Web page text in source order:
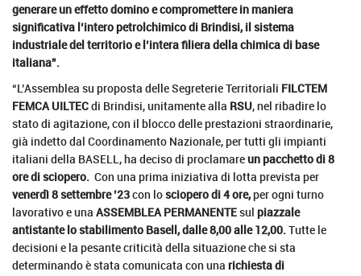
generare un effetto domino e compromettere in maniera
significativa l’intero petrolchimico di Brindisi, il sistema
industriale del territorio e l’intera filiera della chimica di base
italiana”.
“L’Assemblea su proposta delle Segreterie Territoriali FILCTEM
FEMCA UILTECdi Brindisi, unitamente alla RSU, nel ribadire lo
stato di agitazione, con il blocco delle prestazioni straordinarie,
già indetto dal Coordinamento Nazionale, per tutti gli impianti
italiani della BASELL, ha deciso di proclamareun pacchetto di 8
ore di sciopero. Con una prima iniziativa di lotta prevista per
venerdì 8 settembre ’23con losciopero di 4 ore,per ogni turno
lavorativo e una ASSEMBLEA PERMANENTEsul piazzale
antistante lo stabilimento Basell, dalle 8,00 alle 12,00.Tutte le
decisioni e la pesante criticità della situazione che si sta
determinando è stata comunicata con una richiesta di